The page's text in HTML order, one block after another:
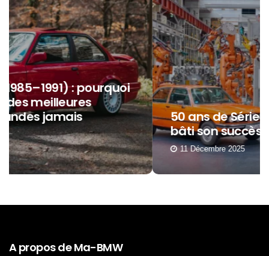
50 ans de Série 3 : comment BMW a
bâti son succès autour d’elle ?
11 Décembre 2025
A propos de Ma-BMW